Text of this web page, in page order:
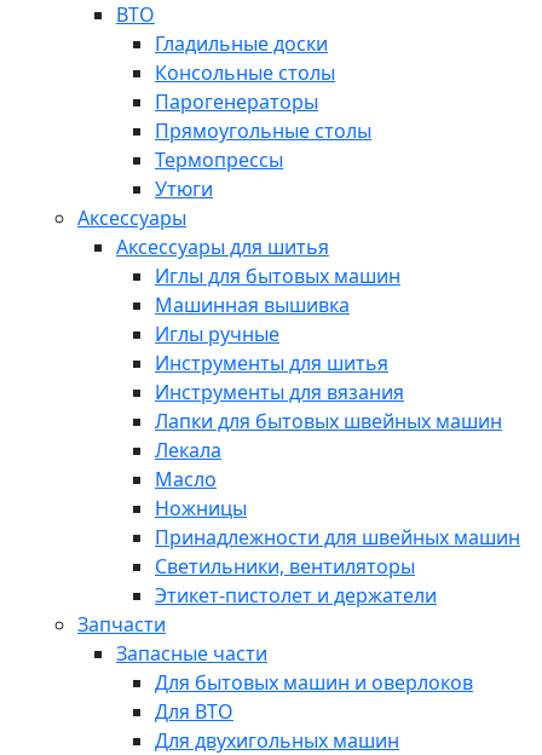
ВТО
Гладильные доски
Консольные столы
Парогенераторы
Прямоугольные столы
Термопрессы
Утюги
Аксессуары
Аксессуары для шитья
Иглы для бытовых машин
Машинная вышивка
Иглы ручные
Инструменты для шитья
Инструменты для вязания
Лапки для бытовых швейных машин
Лекала
Масло
Ножницы
Принадлежности для швейных машин
Светильники, вентиляторы
Этикет-пистолет и держатели
Запчасти
Запасные части
Для бытовых машин и оверлоков
Для ВТО
Для двухигольных машин